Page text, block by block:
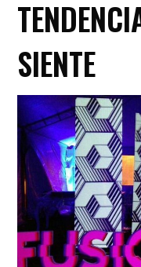
SIENTE